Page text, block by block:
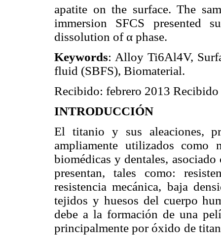
apatite on the surface. The
immersion SFCS presented
dissolution of α phase.
Keywords: Alloy Ti6Al4V,
fluid (SBFS), Biomaterial.
Recibido: febrero 2013
INTRODUCCIÓN
El titanio y sus aleaciones,
ampliamente utilizados como
biomédicas y dentales,
presentan, tales como:
resistencia mecánica, baja
tejidos y huesos del cuerpo
debe a la formación de una
principalmente por óxido de